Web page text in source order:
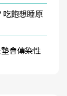
吃飽想睡原
會傳染性